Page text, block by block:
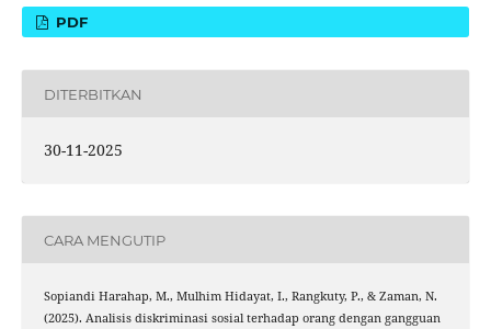
PDF
DITERBITKAN
30-11-2025
CARA MENGUTIP
Sopiandi Harahap, M., Mulhim Hidayat, I., Rangkuty, P., & Zaman, N.
(2025). Analisis diskriminasi sosial terhadap orang dengan gangguan